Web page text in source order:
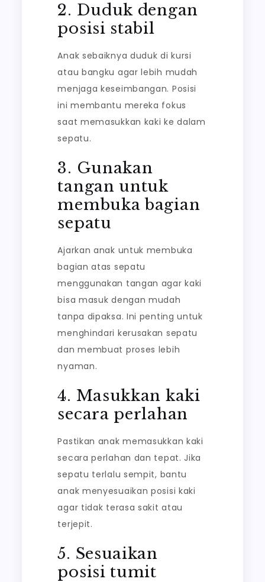
2. Duduk dengan
posisi stabil
Anak sebaiknya duduk di kursi
atau bangku agar lebih mudah
menjaga keseimbangan. Posisi
ini membantu mereka fokus
saat memasukkan kaki ke dalam
sepatu.
3. Gunakan
tangan untuk
membuka bagian
sepatu
Ajarkan anak untuk membuka
bagian atas sepatu
menggunakan tangan agar kaki
bisa masuk dengan mudah
tanpa dipaksa. Ini penting untuk
menghindari kerusakan sepatu
dan membuat proses lebih
nyaman.
4. Masukkan kaki
secara perlahan
Pastikan anak memasukkan kaki
secara perlahan dan tepat. Jika
sepatu terlalu sempit, bantu
anak menyesuaikan posisi kaki
agar tidak terasa sakit atau
terjepit.
5. Sesuaikan
posisi tumit